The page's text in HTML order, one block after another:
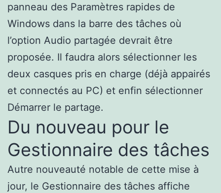
panneau des Paramètres rapides de
Windows dans la barre des tâches où
l’option Audio partagée devrait être
proposée. Il faudra alors sélectionner les
deux casques pris en charge (déjà appairés
et connectés au PC) et enfin sélectionner
Démarrer le partage.
Du nouveau pour le
Gestionnaire des tâches
Autre nouveauté notable de cette mise à
jour, le Gestionnaire des tâches affiche